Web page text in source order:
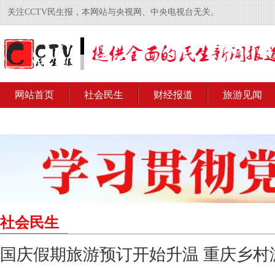
关注CCTV民生报，本网站与央视网、中央电视台无关。
网站首页 社会民生 财经报道 旅游见闻
社会民生
国庆假期旅游预订开始升温 重庆乡